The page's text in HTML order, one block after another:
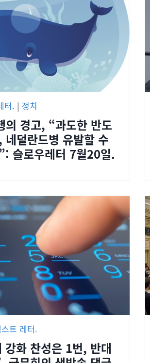
터. | 정치
의 경고, “과도한 반도
네덜란드병 유발할 수
슬로우레터 7월20일.
트 레터.
강화 찬성은 1번, 반대